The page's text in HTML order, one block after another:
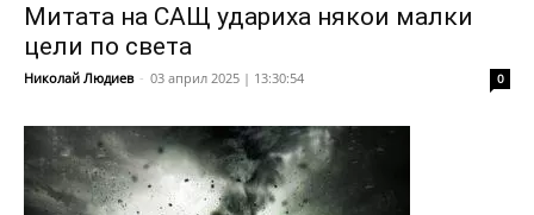
Митата на САЩ удариха някои малки
цели по света
Николай Людиев - 03 април 2025 | 13:30:54 0